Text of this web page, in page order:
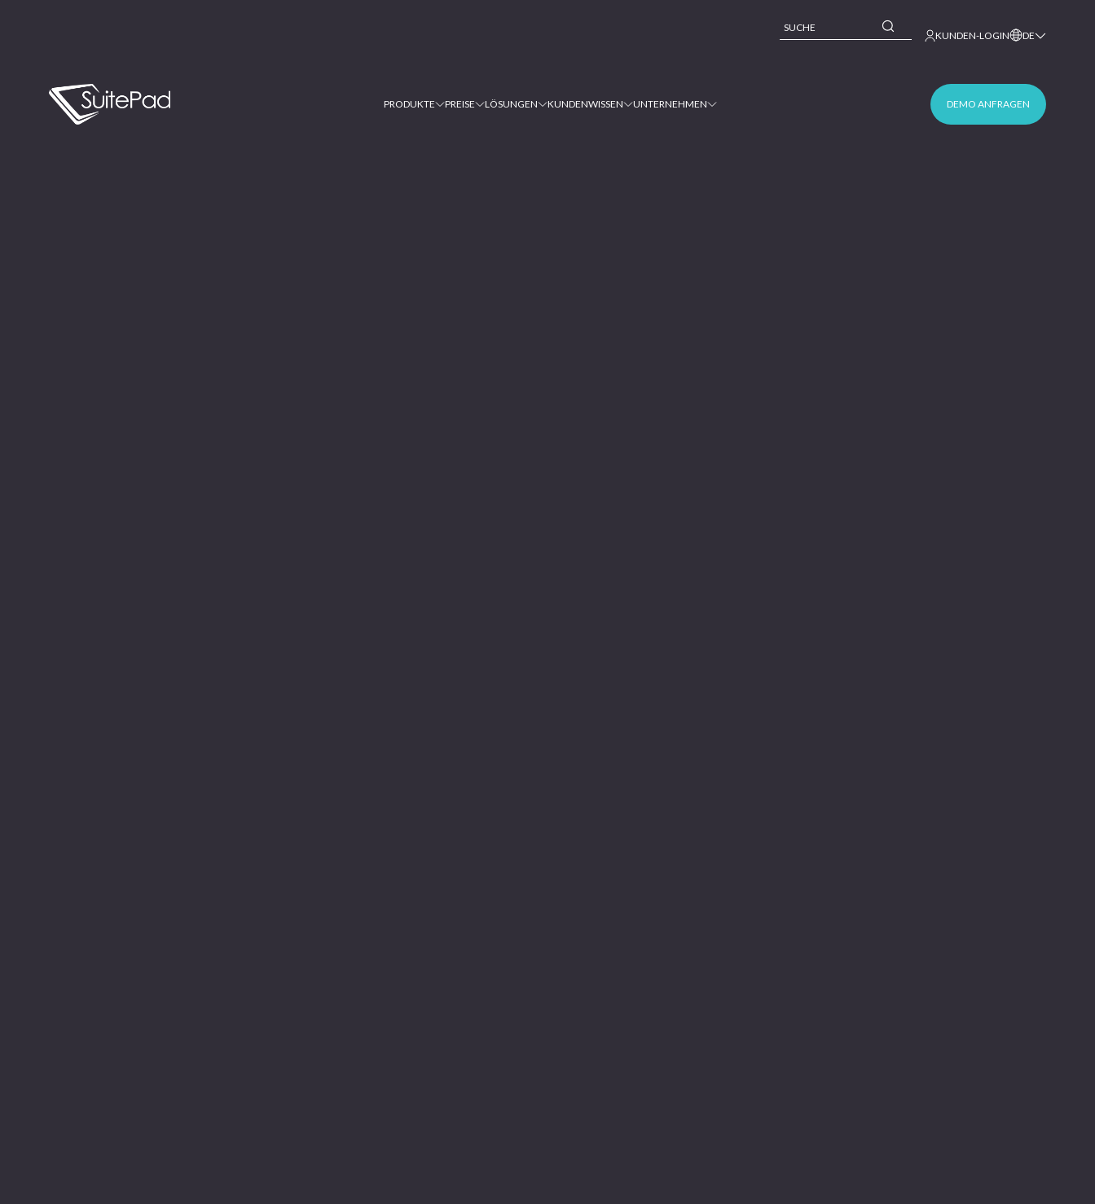
This is a search field with an auto-suggest feature
KUNDEN-LOGIN DE
PRODUKTE PREISE LÖSUNGEN KUNDENWISSEN UNTERNEHMEN DEMO ANFRAGEN